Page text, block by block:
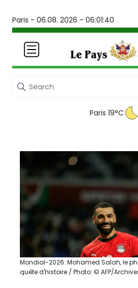
Paris - 06.08. 2026 - 06:01:40
Paris 19°C
Mondial-2026: Mohamed Salah, le
quête d'histoire / Photo: © AFP/